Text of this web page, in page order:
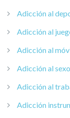
Adicción al
Adicción al
Adicción al
Adicción al sexo
Adicción al
Adicción